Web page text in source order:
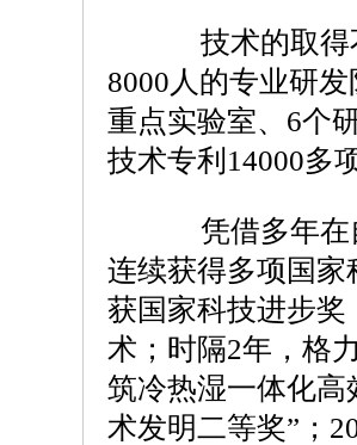
技术的取得
8000人的专业研
重点实验室、6个
技术专利14000多
凭借多年在自
连续获得多项国家
获国家科技进步
术；时隔2年，格
筑冷热湿一体化高
术发明二等奖”；